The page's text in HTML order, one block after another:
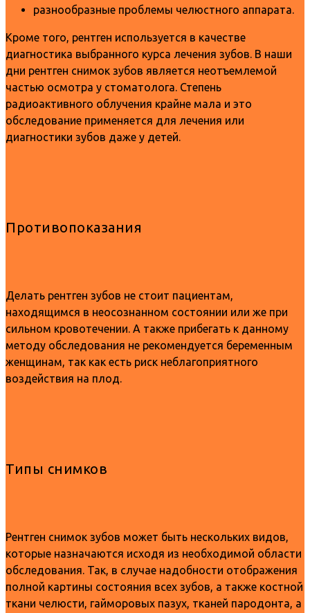
разнообразные проблемы челюстного аппарата.
Кроме того, рентген используется в качестве
диагностика выбранного курса лечения зубов. В наши
дни рентген снимок зубов является неотъемлемой
частью осмотра у стоматолога. Степень
радиоактивного облучения крайне мала и это
обследование применяется для лечения или
диагностики зубов даже у детей.
Противопоказания
Делать рентген зубов не стоит пациентам,
находящимся в неосознанном состоянии или же при
сильном кровотечении. А также прибегать к данному
методу обследования не рекомендуется беременным
женщинам, так как есть риск неблагоприятного
воздействия на плод.
Типы снимков
Рентген снимок зубов может быть нескольких видов,
которые назначаются исходя из необходимой области
обследования. Так, в случае надобности отображения
полной картины состояния всех зубов, а также костной
ткани челюсти, гайморовых пазух, тканей пародонта, а